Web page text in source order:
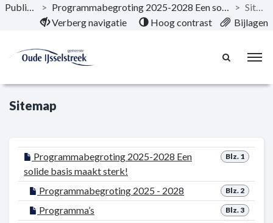
Naar hoofdinhoud
Publicaties > Programmabegroting 2025-2028 Een solide basis maakt sterk! >
Sitemap
Verberg navigatie
Hoog contrast Bijlagen
Sitemap
Blz. 1
Programmabegroting 2025-2028 Een
solide basis maakt sterk!
Blz. 2
Programmabegroting 2025 - 2028
Blz. 3
Programma’s